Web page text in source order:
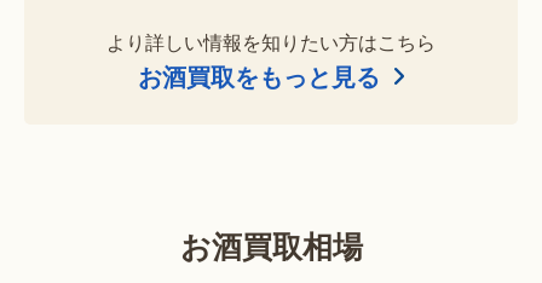
より詳しい情報を知りたい方はこちら
お酒買取をもっと見る
お酒買取相場